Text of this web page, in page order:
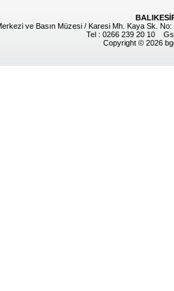
ve Basın Müzesi / Karesi Mh. Kaya Sk.
Tel : 0266 239 20 10
Copyright © 2026